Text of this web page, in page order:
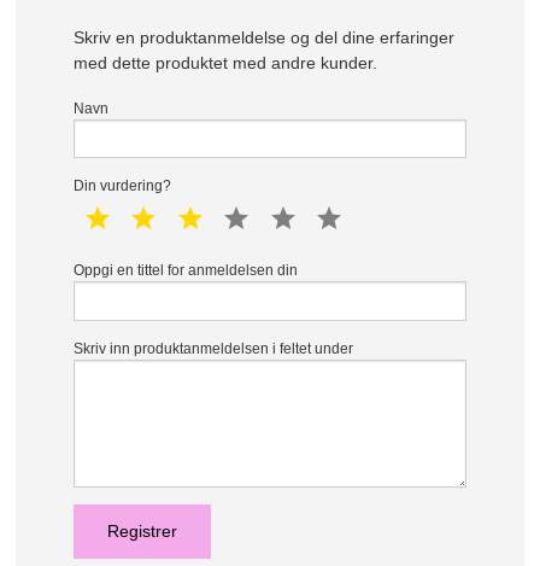
Skriv en produktanmeldelse og del dine erfaringer
med dette produktet med andre kunder.
Navn
Din vurdering?
1 star 2 star 3 star 4 star 5 star
Oppgi en tittel for anmeldelsen din
Skriv inn produktanmeldelsen i feltet under